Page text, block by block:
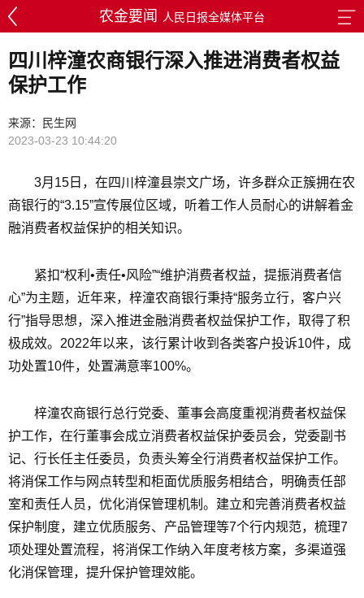
农金要闻 人民日报全媒体平台
四川梓潼农商银行深入推进消费者权益
保护工作
来源：民生网
2023-03-23 10:44:20
3月15日，在四川梓潼县崇文广场，许多群众正簇拥在农
商银行的“3.15”宣传展位区域，听着工作人员耐心的讲解着金
融消费者权益保护的相关知识。
紧扣“权利•责任•风险”“维护消费者权益，提振消费者信
心”为主题，近年来，梓潼农商银行秉持“服务立行，客户兴
行”指导思想，深入推进金融消费者权益保护工作，取得了积
极成效。2022年以来，该行累计收到各类客户投诉10件，成
功处置10件，处置满意率100%。
梓潼农商银行总行党委、董事会高度重视消费者权益保
护工作，在行董事会成立消费者权益保护委员会，党委副书
记、行长任主任委员，负责头筹全行消费者权益保护工作。
将消保工作与网点转型和柜面优质服务相结合，明确责任部
室和责任人员，优化消保管理机制。建立和完善消费者权益
保护制度，建立优质服务、产品管理等7个行内规范，梳理7
项处理处置流程，将消保工作纳入年度考核方案，多渠道强
化消保管理，提升保护管理效能。